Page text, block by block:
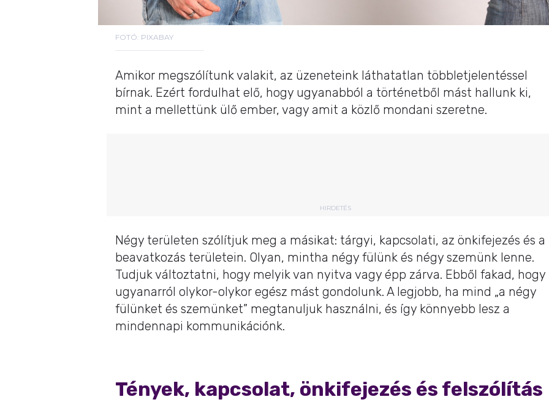
FOTÓ: PIXABAY
Amikor megszólítunk valakit, az üzeneteink láthatatlan többletjelentéssel
bírnak. Ezért fordulhat elő, hogy ugyanabból a történetből mást hallunk ki,
mint a mellettünk ülő ember, vagy amit a közlő mondani szeretne.
HIRDETÉS
Négy területen szólítjuk meg a másikat: tárgyi, kapcsolati, az önkifejezés és a
beavatkozás területein. Olyan, mintha négy fülünk és négy szemünk lenne.
Tudjuk változtatni, hogy melyik van nyitva vagy épp zárva. Ebből fakad, hogy
ugyanarról olykor-olykor egész mást gondolunk. A legjobb, ha mind „a négy
fülünket és szemünket” megtanuljuk használni, és így könnyebb lesz a
mindennapi kommunikációnk.
Tények, kapcsolat, önkifejezés és felszólítás